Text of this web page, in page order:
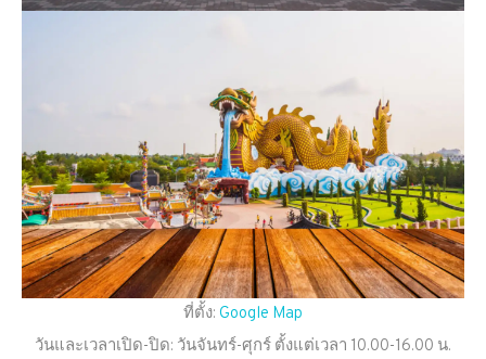
ที่ตั้ง: Google Map
วันและเวลาเปิด-ปิด: วันจันทร์-ศุกร์ ตั้งแต่เวลา 10.00-16.00 น.